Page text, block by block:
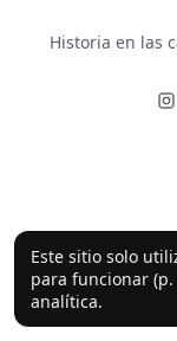
Este sitio solo
para funcionar
analítica.
Historia en las